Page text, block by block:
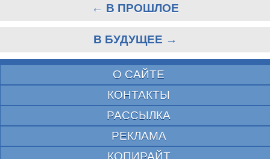
← В ПРОШЛОЕ
В БУДУЩЕЕ →
О САЙТЕ
КОНТАКТЫ
РАССЫЛКА
РЕКЛАМА
КОПИРАЙТ